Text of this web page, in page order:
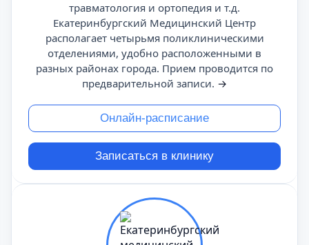
травматология и ортопедия и т.д.
Екатеринбургский Медицинский Центр
располагает четырьмя поликлиническими
отделениями, удобно расположенными в
разных районах города. Прием проводится по
предварительной записи. →
Онлайн-расписание
Записаться в клинику